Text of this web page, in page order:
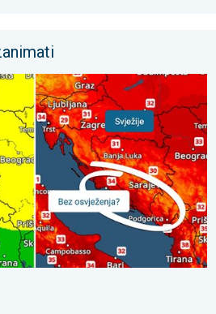
pljuskovi. Ponovno toplije. . .